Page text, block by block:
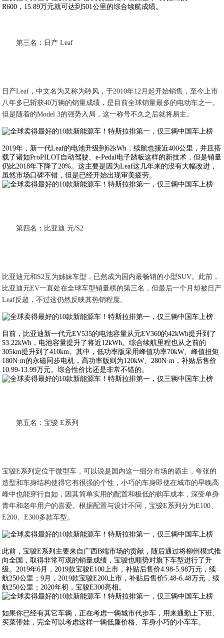
R600，15.89万元就可达到501公里的综合续航成绩。
第三名：日产 Leaf
日产Leaf，中文名为又称为聆风，于2010年12月起开始销售，至今上市
八年多已斩获40万辆的销量成绩，是目前全球销量最多的电动车之一。
但是随着的Model 3的强势入局，这一称号不久之后就将易主。
2019年，新一代Leaf的电池升级到62kWh，续航也接近400公里，并且搭
载了诸如ProPILOT自动驾驶、e-Pedal电子踏板这样的新技术，但是销量
仍比2018年下降了20%。这主要是因为Leaf这几年来的没有大幅改进，
虽然市场口碑不错，但是已经开始出现审美疲劳。
第四名：比亚迪 元/S2
比亚迪元和S2互为姊妹车型，已然成为国内最畅销的小型SUV。此前，
比亚迪元EV一直处在全球车型销量榜的第三名，但最后一个月却被日产
Leaf反超，不过这仍然反映其热销程度。
目前，比亚迪新一代元EV535的电池容量从元EV360的42kWh提升到了
53.22kWh，电池容量提升了将近12kWh。综合续航里程也从之前的
305km提升到了410km。其中，低功率版采用峰值功率70kW、峰值扭矩
180N·m的永磁同步电机，高功率版则为120kW、280N·m，补贴后售价
10.99-13.99万元。综合性价比还是非常不错的。
第五名：宝骏 E系列
宝骏E系列定位于微型车，可以说是国内这一细分市场的霸主，夸张的
造型和车身结构使得它有很强的个性，小巧的车身即使在城市的早晚高
峰中也能穿行自如，因其简单实用的配置和极低的购车成本，深受单身
青年和老年用户的喜爱。根据配置与设计不同，宝骏E系列分为E100、
E200、E300多款车型。
此前，宝骏E系列主要来自广西B端市场的贡献，随后通过将柳州模式推
向全国，取得非常可观的销量成绩，宝骏也顺势对旗下车型进行了升
级。2019年6月，2019款宝骏E100上市，补贴后售价4.98-5.98万元，续
航250公里；9月，2019款宝骏E200上市，补贴后售价5.48-6.48万元，续
航250公里；2020年初，宝骏E300亮相。
如果你已经有其它车辆，正在考虑一辆城市代步车，用来通勤上下班、
买菜带娃，完全可以考虑这样一辆低廉价格、车身小巧的小车车。